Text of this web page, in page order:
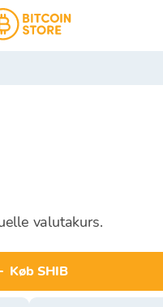
valutakurs.
køb SHIB